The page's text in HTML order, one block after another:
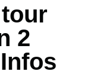
2